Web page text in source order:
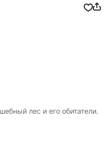
лес и его обитатели.